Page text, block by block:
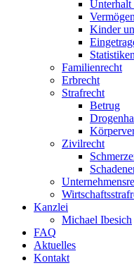
Kinder
Statistiken
Familienrecht
Erbrecht
Strafrecht
Betrug
Zivilrecht
Kanzlei
Michael Ibesich
FAQ
Aktuelles
Kontakt